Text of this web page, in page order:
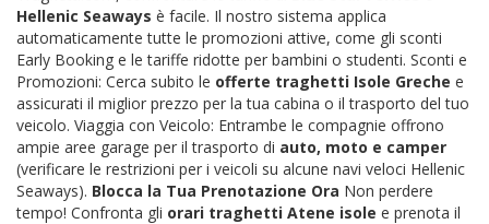
Hellenic Seaways è facile. Il nostro sistema applica
automaticamente tutte le promozioni attive, come gli sconti
Early Booking e le tariffe ridotte per bambini o studenti. Sconti e
Promozioni: Cerca subito le offerte traghetti Isole Greche e
assicurati il miglior prezzo per la tua cabina o il trasporto del tuo
veicolo. Viaggia con Veicolo: Entrambe le compagnie offrono
ampie aree garage per il trasporto di auto, moto e camper
(verificare le restrizioni per i veicoli su alcune navi veloci Hellenic
Seaways). Blocca la Tua Prenotazione Ora Non perdere
tempo! Confronta gli orari traghetti Atene isole e prenota il